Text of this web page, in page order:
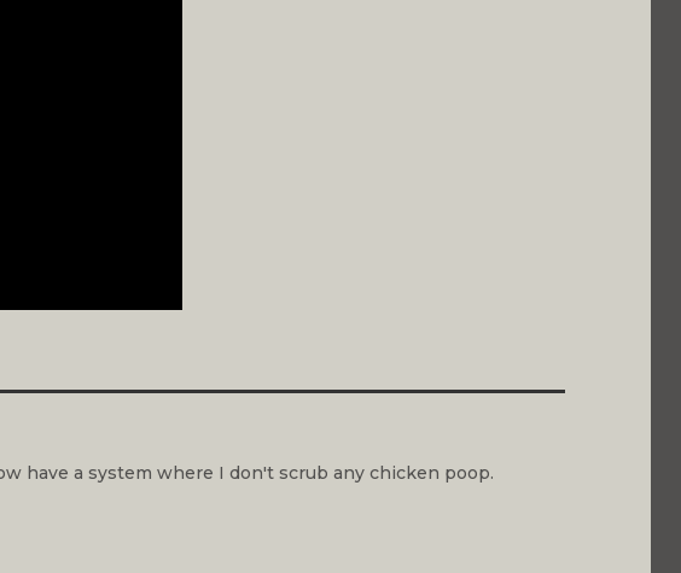
have a system where I don't scrub any chicken poop.